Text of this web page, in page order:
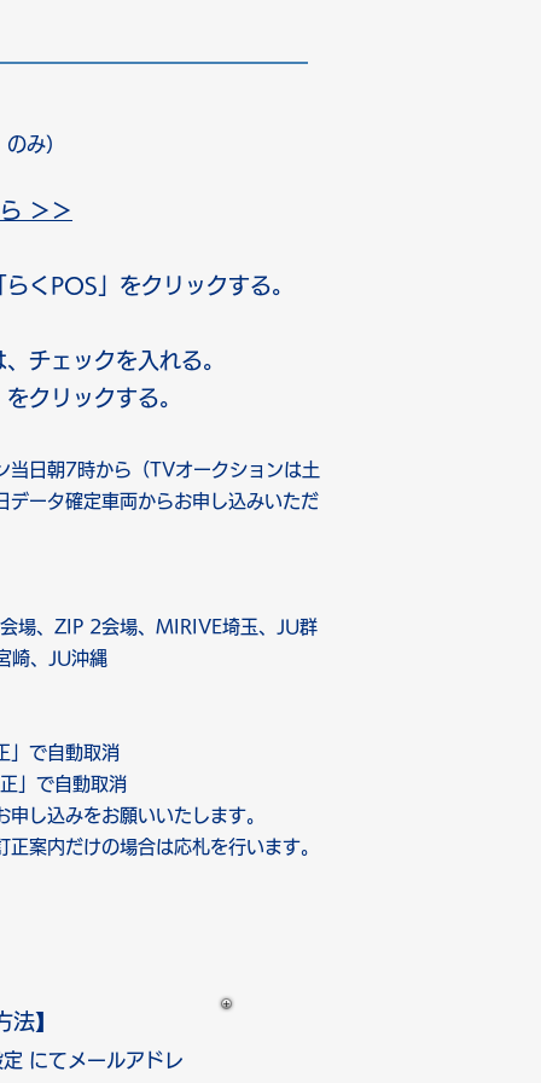
み）
＞＞
くPOS」をクリックする。
チェックを入れる。
クリックする。
日朝7時から（TVオークションは土
データ確定車両からお申し込みいただ
場、ZIP 2会場、MIRIVE埼玉、JU群
崎、JU沖縄
で自動取消
」で自動取消
し込みをお願いいたします。
案内だけの場合は応札を行います。
にて メールアドレ
】